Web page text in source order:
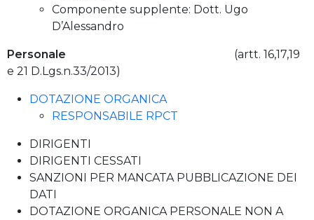
Componente supplente: Dott. Ugo
D’Alessandro
Personale (artt. 16,17,19
e 21 D.Lgs.n.33/2013)
DOTAZIONE ORGANICA
RESPONSABILE RPCT
DIRIGENTI
DIRIGENTI CESSATI
SANZIONI PER MANCATA PUBBLICAZIONE DEI
DATI
DOTAZIONE ORGANICA PERSONALE NON A